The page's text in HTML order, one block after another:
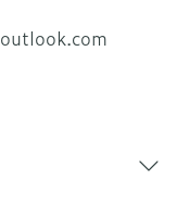
outlook.com